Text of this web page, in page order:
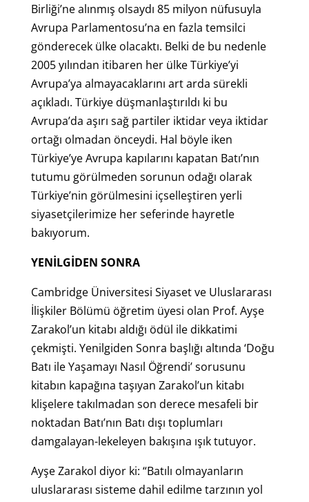
Birliği’ne alınmış olsaydı 85 milyon nüfusuyla
Avrupa Parlamentosu’na en fazla temsilci
gönderecek ülke olacaktı. Belki de bu nedenle
2005 yılından itibaren her ülke Türkiye’yi
Avrupa’ya almayacaklarını art arda sürekli
açıkladı. Türkiye düşmanlaştırıldı ki bu
Avrupa’da aşırı sağ partiler iktidar veya iktidar
ortağı olmadan önceydi. Hal böyle iken
Türkiye’ye Avrupa kapılarını kapatan Batı’nın
tutumu görülmeden sorunun odağı olarak
Türkiye’nin görülmesini içselleştiren yerli
siyasetçilerimize her seferinde hayretle
bakıyorum.
YENİLGİDEN SONRA
Cambridge Üniversitesi Siyaset ve Uluslararası
İlişkiler Bölümü öğretim üyesi olan Prof. Ayşe
Zarakol’un kitabı aldığı ödül ile dikkatimi
çekmişti. Yenilgiden Sonra başlığı altında ‘Doğu
Batı ile Yaşamayı Nasıl Öğrendi’ sorusunu
kitabın kapağına taşıyan Zarakol’un kitabı
klişelere takılmadan son derece mesafeli bir
noktadan Batı’nın Batı dışı toplumları
damgalayan-lekeleyen bakışına ışık tutuyor.
Ayşe Zarakol diyor ki: “Batılı olmayanların
uluslararası sisteme dahil edilme tarzının yol